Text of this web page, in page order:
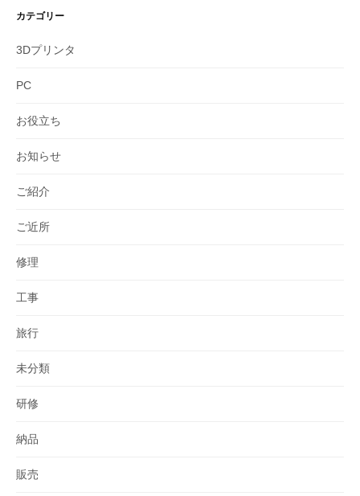
カテゴリー
3Dプリンタ
PC
お役立ち
お知らせ
ご紹介
ご近所
修理
工事
旅行
未分類
研修
納品
販売